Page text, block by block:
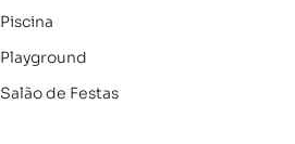
Piscina
Playground
Salão de Festas